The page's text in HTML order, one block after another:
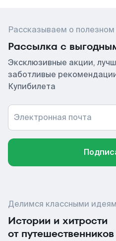
Рассказываем о
Рассылка с
Эксклюзивные акции,
заботливые
Купибилета
Электронная почта
Делимся классными
Истории и хитрости
от путешественников